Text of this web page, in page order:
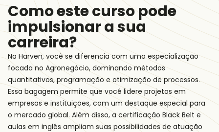
Como este curso pode
impulsionar a sua
carreira?
Na Harven, você se diferencia com uma especialização
focada no Agronegócio, dominando métodos
quantitativos, programação e otimização de processos.
Essa bagagem permite que você lidere projetos em
empresas e instituições, com um destaque especial para
o mercado global. Além disso, a certificação Black Belt e
aulas em inglês ampliam suas possibilidades de atuação